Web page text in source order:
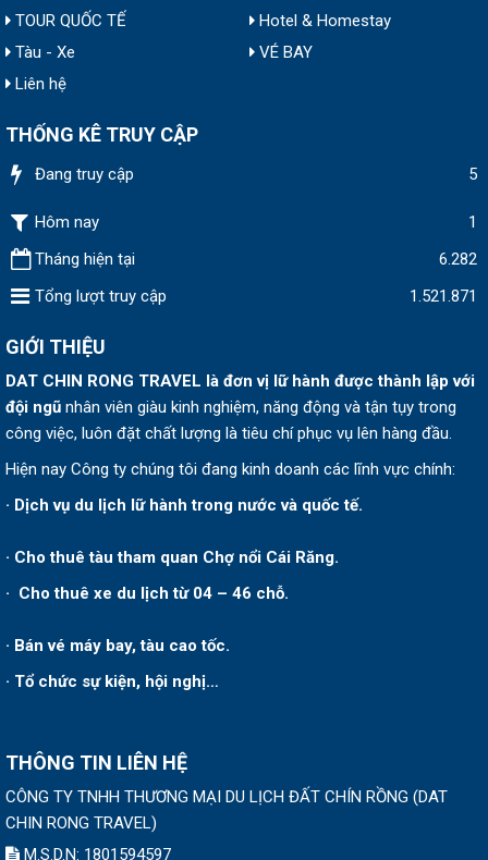
TOUR QUỐC TẾ
Hotel & Homestay
Tàu - Xe
VÉ BAY
Liên hệ
THỐNG KÊ TRUY CẬP
Đang truy cập 5
Hôm nay
1
Tháng hiện tại
6.282
Tổng lượt truy cập
1.521.871
GIỚI THIỆU
DAT CHIN RONG TRAVEL là đơn vị lữ hành được thành lập với
đội ngũ nhân viên giàu kinh nghiệm, năng động và tận tụy trong
công việc, luôn đặt chất lượng là tiêu chí phục vụ lên hàng đầu.
Hiện nay Công ty chúng tôi đang kinh doanh các lĩnh vực chính:
· Dịch vụ du lịch lữ hành trong nước và quốc tế.
· Cho thuê tàu tham quan Chợ nổi Cái Răng.
· Cho thuê xe du lịch từ 04 – 46 chỗ.
· Bán vé máy bay, tàu cao tốc.
· Tổ chức sự kiện, hội nghị…
THÔNG TIN LIÊN HỆ
CÔNG TY TNHH THƯƠNG MẠI DU LỊCH ĐẤT CHÍN RỒNG (DAT
CHIN RONG TRAVEL)
M.S.D.N: 1801594597